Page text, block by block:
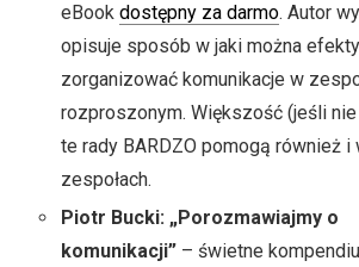
eBook dostępny za darmo. Autor
opisuje sposób w jaki można
zorganizować komunikacje w
rozproszonym. Większość (jeśli
te rady BARDZO pomogą również i
zespołach.
Piotr Bucki: „Porozmawiajmy o
komunikacji” – świetne